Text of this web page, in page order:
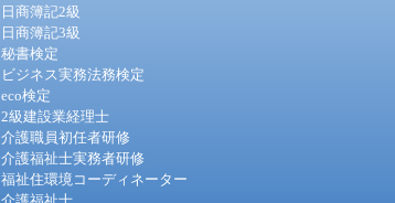
日商簿記2級
日商簿記3級
秘書検定
ビジネス実務法務検定
eco検定
2級建設業経理士
介護職員初任者研修
介護福祉士実務者研修
福祉住環境コーディネーター